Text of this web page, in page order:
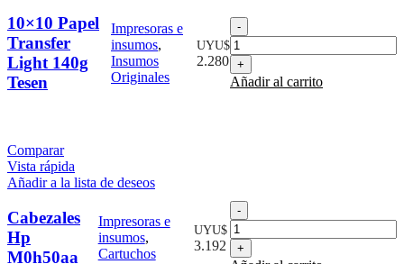
10×10 Papel
Transfer
Light 140g
Tesen
Impresoras e
insumos,
Insumos
Originales
UYU$
2.280
10x10
Papel
Transfer
Light
140g
Añadir al carrito
Comparar
Vista rápida
Añadir a la lista de deseos
Cabezales
Hp
M0h50aa
Impresoras e
insumos,
Cartuchos
UYU$
3.192
Cabezales
Hp
M0h50aa
cantidad